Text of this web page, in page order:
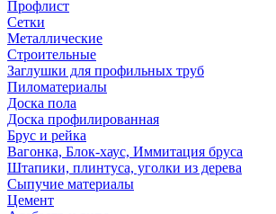
Профлист
Сетки
Металлические
Строительные
Заглушки для профильных труб
Пиломатериалы
Доска пола
Доска профилированная
Брус и рейка
Вагонка, Блок-хаус, Иммитация бруса
Штапики, плинтуса, уголки из дерева
Сыпучие материалы
Цемент